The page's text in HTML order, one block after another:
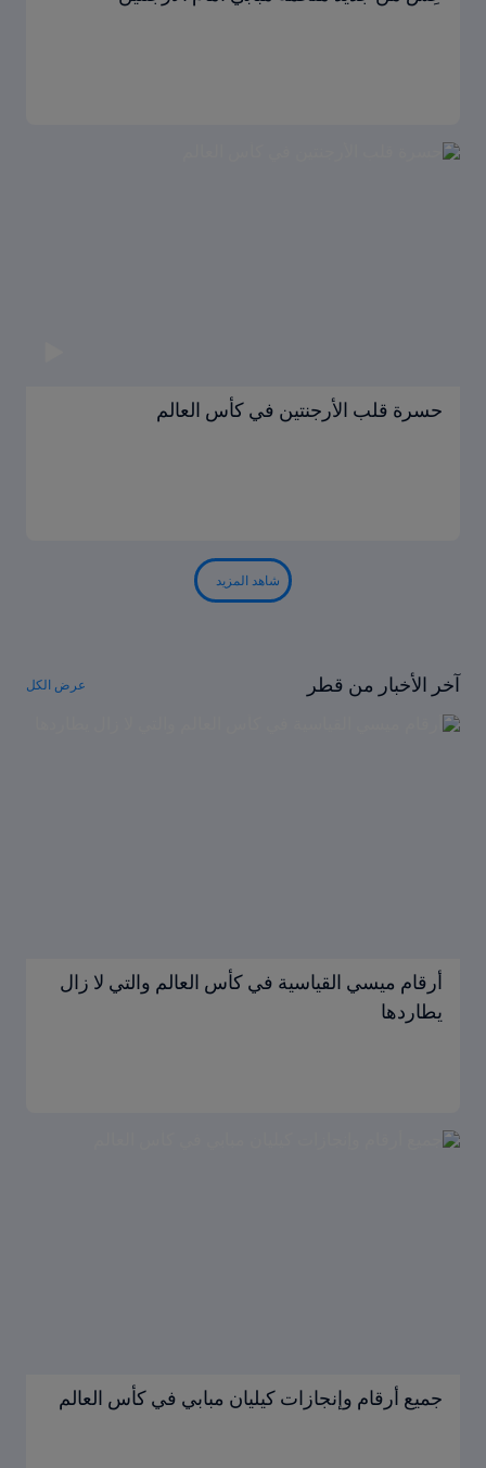
حسرة قلب الأرجنتين في كأس العالم
شاهد المزيد
آخر الأخبار من قطر عرض الكل
أرقام ميسي القياسية في كأس العالم والتي لا زال
يطاردها
جميع أرقام وإنجازات كيليان مبابي في كأس العالم